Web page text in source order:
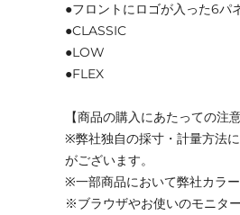
●フロントにロゴが入った6パ
●CLASSIC
●LOW
●FLEX
【商品の購入にあたっての注意
※弊社独自の採寸・計量方法
がございます。
※一部商品において弊社カラ
※ブラウザやお使いのモニタ